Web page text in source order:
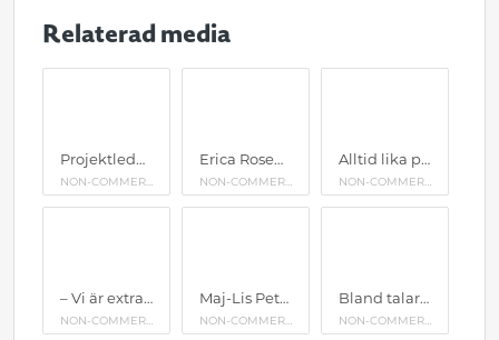
Relaterad media
Projektledaren Anna Wikman ser fram emot att öppna årets Nolia Trädgård. – Det är en fantastisk mötesplats för alla odlingsvänner och nyfikna. Här finns något för alla, säger hon.
NON-COMMERCIAL USE
Erica Rosendahl från Skogsbrynets Trädgård kommer på Nolia Trädgård att prata om hur vi som konsumenter kan efterfråga mer lokalodlade snittblommor och se det vackra i varje årstid.
NON-COMMERCIAL USE
Alltid lika populära Sara Bäckmo kommer tillbaka till Nolia Trädgård. Hon kommer även i år hålla två olika föreläsningar. En öppen föreläsning under fredagen och en föreläsning på lördagen för de som valt att lösa biljett till just denna föreläsning.
NON-COMMERCIAL USE
– Vi är extra glada över att åter ha den norrländska trädgårdsambassadören Mariana Mattsson på vår scen. Hon har spelat en viktig roll i arbetet med att göra NoliaTrädgård till en viktig kunskapsbärare av norrländsk trädgårdskunskap och att lyfta fram växtodlingen i norra Sverige, säger Anna Wikman som är projektledare för mässan.
NON-COMMERCIAL USE
Maj-Lis Pettersson är hortonom och växtskyddsexpert känd från TV4 och ODLA!-podden. Hon föreläser på Nolia Trädgård.
NON-COMMERCIAL USE
Bland talarna under Nolia Trädgård 2025 finns några av Sveriges mest inflytelserika trädgårdsprofiler, som Sara Bäckmo, Maj-Lis Pettersson, hortonom och växtskyddsexpert känd från TV4 och ODLA!-podden, Erica Rosendahl från Skogsbrynets Trädgård samt den norrländska trädgårdsambassadören Mariana Mattsson.
NON-COMMERCIAL USE